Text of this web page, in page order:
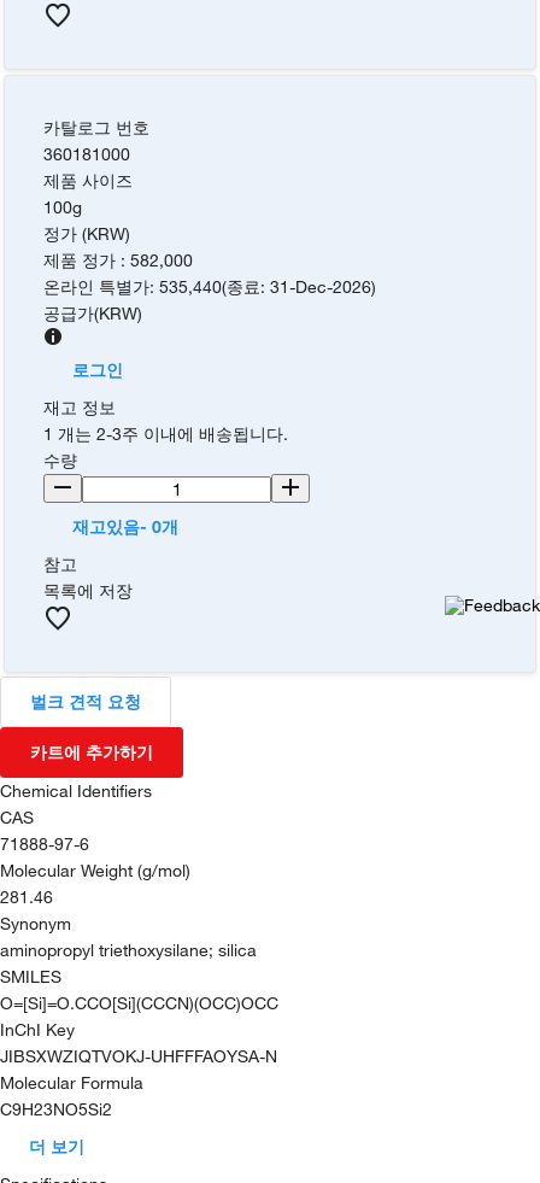
카탈로그 번호
360181000
제품 사이즈
100g
정가 (KRW)
제품 정가 :582,000
온라인 특별가:535,440(종료:31-Dec-2026)
공급가(KRW)
로그인
재고 정보
1 개는 2-3주 이내에 배송됩니다.
수량
재고있음- 0개
참고
목록에 저장
벌크 견적 요청
카트에 추가하기
Chemical Identifiers
CAS
71888-97-6
Molecular Weight (g/mol)
281.46
Synonym
aminopropyl triethoxysilane; silica
SMILES
O=[Si]=O.CCO[Si](CCCN)(OCC)OCC
InChI Key
JIBSXWZIQTVOKJ-UHFFFAOYSA-N
Molecular Formula
C9H23NO5Si2
더 보기